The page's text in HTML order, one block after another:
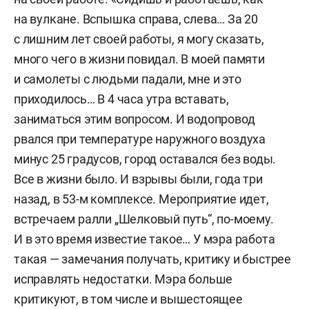
на вулкане. Вспышка справа, слева… За 20
с лишним лет своей работы, я могу сказать,
много чего в жизни повидал. В моей памяти
и самолеты с людьми падали, мне и это
приходилось… В 4 часа утра вставать,
заниматься этим вопросом. И водопровод
рвался при температуре наружного воздуха
минус 25 градусов, город оставался без воды.
Все в жизни было. И взрывы были, года три
назад, в 53-м комплексе. Мероприятие идет,
встречаем ралли „Шелковый путь“, по-моему.
И в это время известие такое… У мэра работа
такая — замечания получать, критику и быстрее
исправлять недостатки. Мэра больше
критикуют, в том числе и вышестоящее